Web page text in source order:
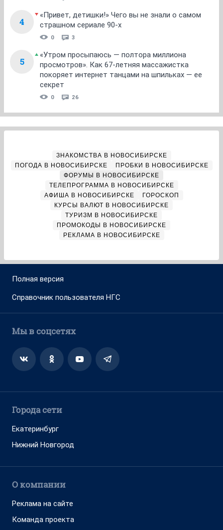
4
«Привет, детишки!» Чего вы не знали о самом
страшном сериале 90-х
0 3
5
«Утром просыпаюсь — полтора миллиона
просмотров». Как 67-летняя массажистка
покоряет интернет танцами на шпильках — ее
секрет
0 26
ЗНАКОМСТВА В НОВОСИБИРСКЕ
ПОГОДА В НОВОСИБИРСКЕ
ПРОБКИ В НОВОСИБИРСКЕ
ФОРУМЫ В НОВОСИБИРСКЕ
ТЕЛЕПРОГРАММА В НОВОСИБИРСКЕ
АФИША В НОВОСИБИРСКЕ
ГОРОСКОП
КУРСЫ ВАЛЮТ В НОВОСИБИРСКЕ
ТУРИЗМ В НОВОСИБИРСКЕ
ПРОМОКОДЫ В НОВОСИБИРСКЕ
РЕКЛАМА В НОВОСИБИРСКЕ
Полная версия
Справочник пользователя НГС
Мы в соцсетях
Города сети
Екатеринбург
Нижний Новгород
О компании
Реклама на сайте
Команда проекта